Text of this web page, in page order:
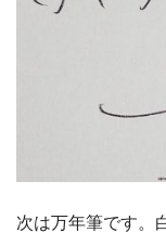
次は万年筆です。